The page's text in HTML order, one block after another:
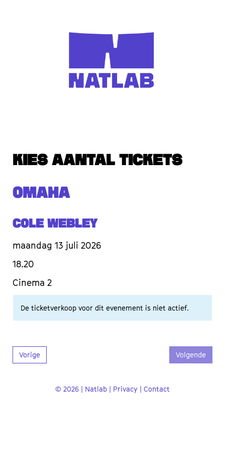
KIES AANTAL TICKETS
OMAHA
Cole Webley
maandag 13 juli 2026
18.20
Cinema 2
De ticketverkoop voor dit evenement is niet actief.
Vorige Volgende
© 2026 | Natlab | Privacy | Contact